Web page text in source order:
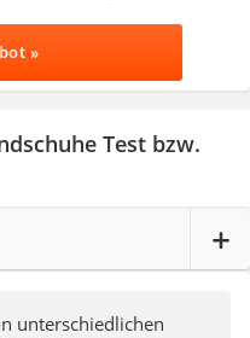
»
Test bzw.
unterschiedlichen